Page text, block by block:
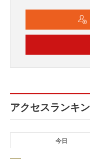
アクセスランキ
今日